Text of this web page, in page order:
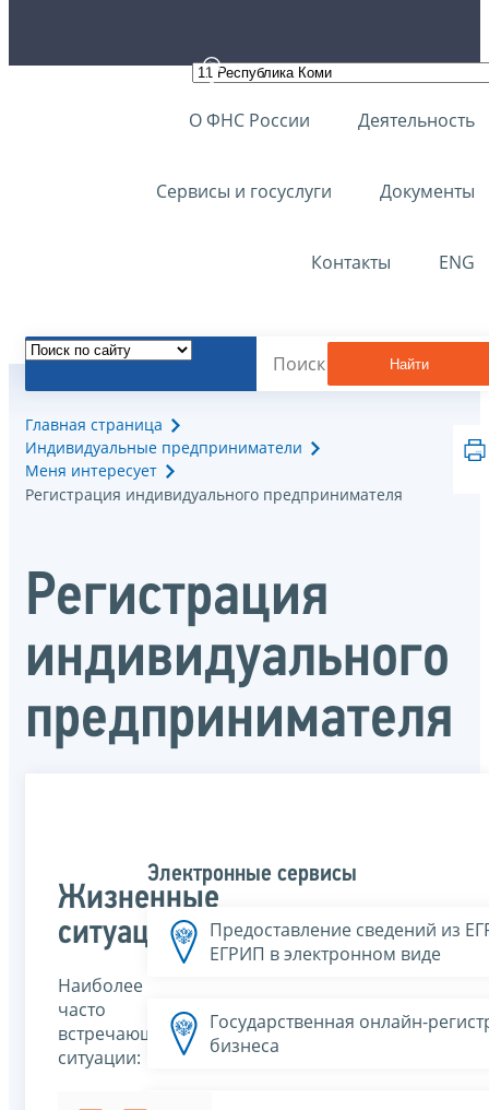
О ФНС России Деятельность
Сервисы и госуслуги Документы
Контакты ENG
Найти
Главная страница
Индивидуальные предприниматели
Меня интересует
Регистрация индивидуального предпринимателя
Регистрация
индивидуального
предпринимателя
Жизненные
ситуации
Наиболее
часто
встречающиеся
ситуации:
Электронные сервисы
Предоставление сведений из
ЕГРИП в электронном виде
Государственная онлайн-
бизнеса